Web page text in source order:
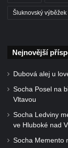
Socha Atlet
Leipzig
Socha Býk v
Socha
v ZOO
Socha
Šluknovský výběžek
Nejnovější
Dubová alej u
Socha Posel na
Vltavou
Socha Ledviny
ve Hluboké nad
Socha Memento